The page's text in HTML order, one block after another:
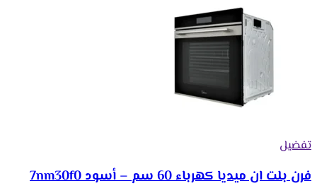
تفضيل
فرن بلت ان ميديا كهرباء 60 سم – أسود 7nm30f0